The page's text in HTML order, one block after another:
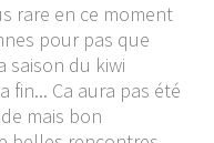
rare en ce moment
pour pas que
saison du kiwi
Ca aura pas été
mais bon